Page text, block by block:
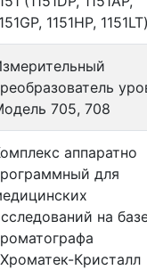
1151HP,
705, 708
аппаратно
для
на
Кристалл